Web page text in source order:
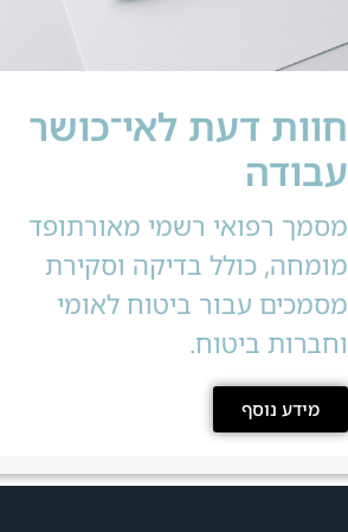
חוות דעת לאי־כושר
עבודה
מסמך רפואי רשמי מאורתופד
מומחה, כולל בדיקה וסקירת
מסמכים עבור ביטוח לאומי
וחברות ביטוח.
מידע נוסף